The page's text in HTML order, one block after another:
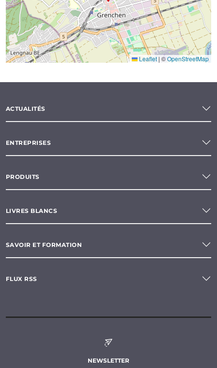
Leaflet | ©OpenStreetMap
ACTUALITÉS
ENTREPRISES
PRODUITS
LIVRES BLANCS
SAVOIR ET FORMATION
FLUX RSS
NEWSLETTER